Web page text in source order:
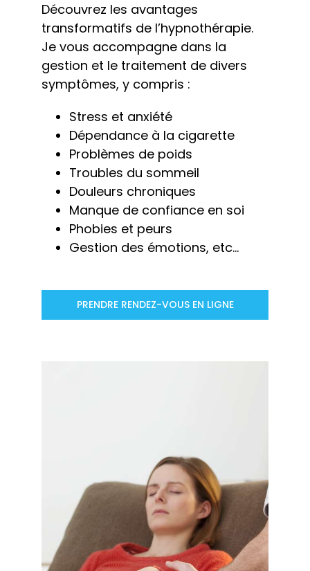
Découvrez les avantages
transformatifs de l’hypnothérapie.
Je vous accompagne dans la
gestion et le traitement de divers
symptômes, y compris :
Stress et anxiété
Dépendance à la cigarette
Problèmes de poids
Troubles du sommeil
Douleurs chroniques
Manque de confiance en soi
Phobies et peurs
Gestion des émotions, etc…
PRENDRE RENDEZ-VOUS EN LIGNE